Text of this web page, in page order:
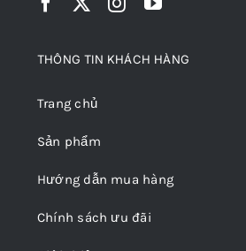
THÔNG TIN KHÁCH HÀNG
Trang chủ
Sản phẩm
Hướng dẫn mua hàng
Chính sách ưu đãi